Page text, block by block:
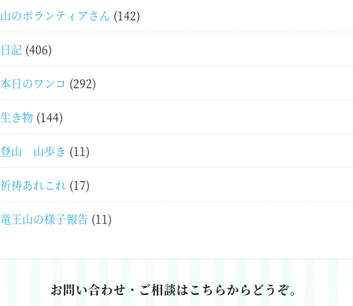
山のボランティアさん (142)
日記 (406)
本日のワンコ (292)
生き物 (144)
登山 山歩き (11)
祈祷あれこれ (17)
竜王山の様子報告 (11)
お問い合わせ・ご相談はこちらからどうぞ。